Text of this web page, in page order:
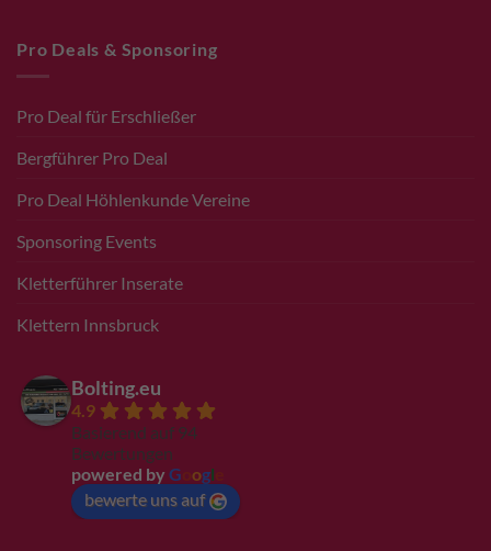
Pro Deals & Sponsoring
Pro Deal für Erschließer
Bergführer Pro Deal
Pro Deal Höhlenkunde Vereine
Sponsoring Events
Kletterführer Inserate
Klettern Innsbruck
Bolting.eu
4.9
Basierend auf 94
Bewertungen
powered by G ogl
bewerte uns auf